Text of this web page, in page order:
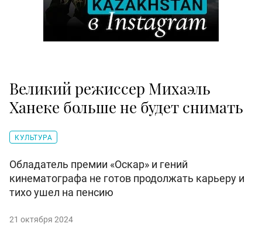
Великий режиссер Михаэль
Ханеке больше не будет снимать
КУЛЬТУРА
Обладатель премии «Оскар» и гений
кинематографа не готов продолжать карьеру и
тихо ушел на пенсию
21 октября 2024